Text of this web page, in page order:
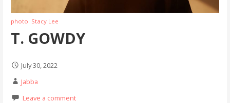
photo: Stacy Lee
T. GOWDY
July 30, 2022
Jabba
Leave a comment